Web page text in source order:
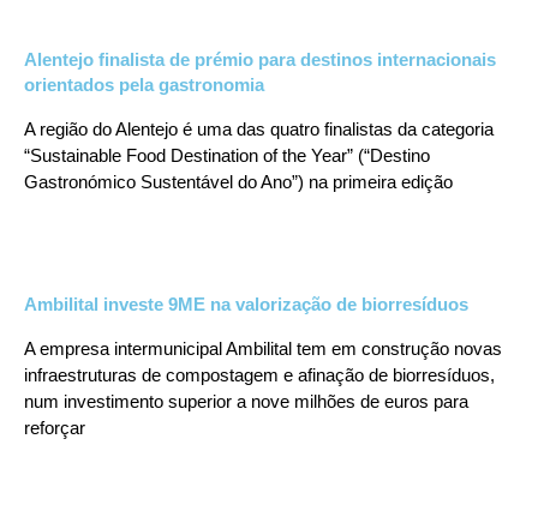
Alentejo finalista de prémio para destinos internacionais
orientados pela gastronomia
A região do Alentejo é uma das quatro finalistas da categoria
“Sustainable Food Destination of the Year” (“Destino
Gastronómico Sustentável do Ano”) na primeira edição
Ambilital investe 9ME na valorização de biorresíduos
A empresa intermunicipal Ambilital tem em construção novas
infraestruturas de compostagem e afinação de biorresíduos,
num investimento superior a nove milhões de euros para
reforçar